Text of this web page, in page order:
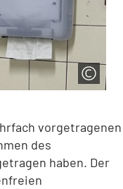
vorgetragenen
des
haben. Der